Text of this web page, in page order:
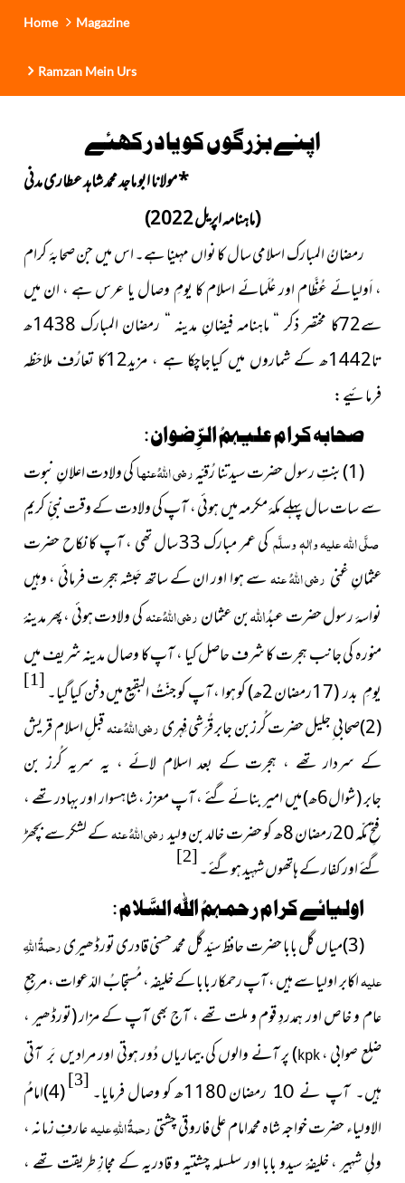
Home Magazine
Ramzan Mein Urs
اپنے بزرگوں کو یاد رکھئے
*مولانا ابو ماجد محمد شاہد عطاری مدنی
(ماہنامہ اپریل 2022)
رمضانُ المبارک اسلامی سال کا نواں مہینا ہے۔ اس میں جن صحابۂ کرام
، اَولیائے عُظَّام اور عُلَمائے اسلام کا یومِ وصال یا عرس ہے ، ان میں
سے72کا مختصر ذکر “ ماہنامہ فیضانِ مدینہ “ رمضان المبارک 1438ھ
تا1442ھ کے شماروں میں کیاجاچکا ہے ، مزید12کا تعارُف ملاحَظہ
فرمائیے :
صحابہ کرام علیہمُ الرِّضوان :
(1)بنتِ رسول حضرت سیدتنا رُقیّہ رضی اللہُ عنہاکی ولادت اعلانِ نبوت
سے سات سال پہلے مکۂ مکرمہ میں ہوئی ، آپ کی ولادت کے وقت نبیِّ کریم
صلَّی اللہ علیہ واٰلہٖ وسلَّم
کی عمر مبارک 33 سال تھی ، آپ کا نکاح حضرت
عثمانِ غنی رضی اللہُ عنہسے ہوا اور ان کے ساتھ حَبشہ ہجرت فرمائی ، وہیں
نواسۂ رسول حضرت عبدُاللہبن عثمانرضی اللہُ عنہکی ولادت ہوئی ، پھر مدینۂ
منورہ کی جانب ہجرت کا شرف حاصل کیا ، آپ کا وصال مدینہ شریفمیں
یومِ بدر(17رمضان 2ھ) کو ہوا ، آپ کو جنّتُ البقیع میں دفنکیا گیا۔ [1]
(2)صحابی ِجلیل حضرت کُرزبن جابر قُرَشی فِہری رضی اللہُ عنہقبلِ اسلام قریش
کے سردار تھے ، ہجرت کے بعد اسلام لائے ، یہ سریہ کُرز بن
جابر(شوال6ھ)
میں امیر بنائے گئے ، آپ معزز ، شاہسوار اور بہادر تھے ،
فتحِ مکّہ 20رمضان 8ھ کو حضرت خالد بن ولید
رضی اللہُ عنہکے لشکر سے بچھڑ
گئے اور کفار کے ہاتھوں شہید ہوگئے۔[2]
اولیائے کرام رحمہمُ اللہ السَّلام :
(3)میاں گل بابا حضرت حافظ سیّد گل محمد حسنی قادری تورڈھیری
رحمۃُ اللہِ
علیہاکابر اولیا سے ہیں ، آپ رحمکار بابا کے خلیفہ ، مُستجابُ الدّعوات ، مرجعِ
عام و خاص اور ہمدردِ قوم و ملت تھے ، آج بھی آپ کے مزار(تورڈھیر ،
ضلع صوابی ،kpk
)پر آنےوالوں کی بیماریاں دُور ہوتی اورمرادیں بَر آتی
ہیں۔ آپ نے 10 رمضان
[3]
(4)امامُ
الاولیاء حضرت خواجہ شاہ محمدامام علی فاروقی چشتیرحمۃُ اللہِ علیہعارفِ زمانہ ،
ولیِ شہیر ، خلیفۂ سیدو بابا اور سلسلہ چشتیہ و قادریہ کے مجازِ طریقت تھے ،